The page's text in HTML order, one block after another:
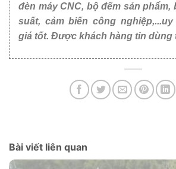
đèn máy CNC, bộ đếm sản phẩm,
suất, cảm biến công
giá tốt. Được khách hàng tin dùng
Bài viết liên quan